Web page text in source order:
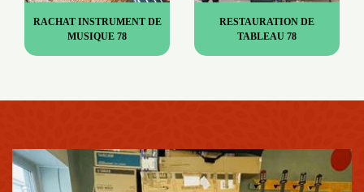
RACHAT INSTRUMENT DE
MUSIQUE 78
RESTAURATION DE
TABLEAU 78